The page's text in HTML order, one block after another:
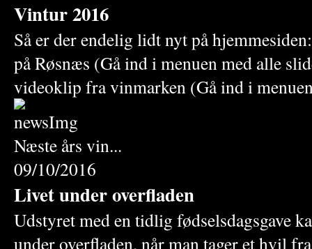
Vintur 2016
Så er der endelig lidt nyt på
på Røsnæs (Gå ind i menuen med alle
videoklip fra vinmarken (Gå ind i
Næste års vin...
09/10/2016
Livet under overfladen
Udstyret med en tidlig fødselsdagsgave
under overfladen, når man tager et hvil